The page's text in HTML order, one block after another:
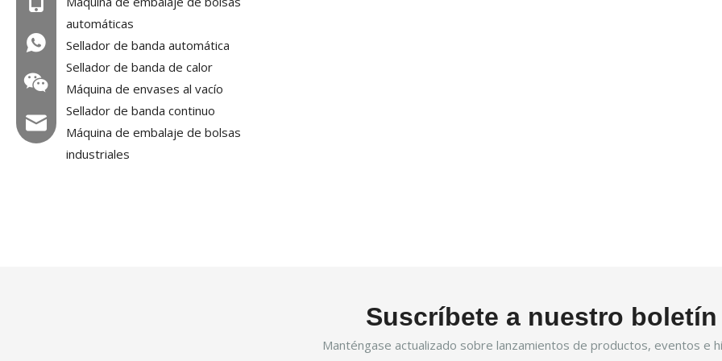
automáticas
Sellador de banda automática
Sellador de banda de calor
Máquina de envases al vacío
Sellador de banda continuo
Máquina de embalaje de bolsas
industriales
Suscríbete a nuestro boletín
Manténgase actualizado sobre lanzamientos de productos, eventos e
WA: 0086 18858715170